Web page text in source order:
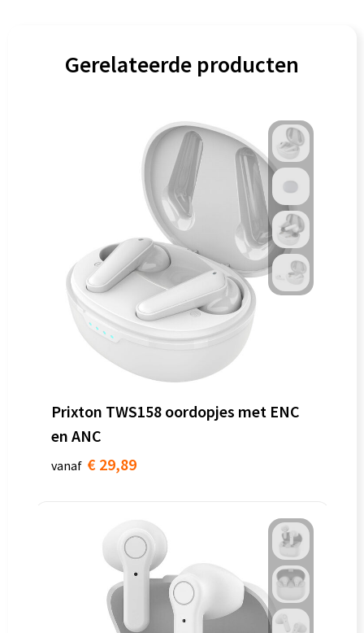
Gerelateerde producten
Prixton TWS158 oordopjes met ENC
en ANC
vanaf € 29,89